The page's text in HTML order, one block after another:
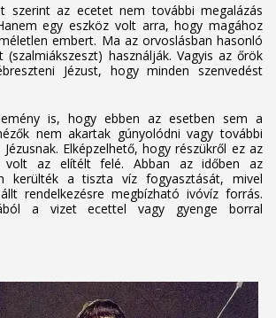
szerint az ecetet nem további megalázás
egy eszköz volt arra, hogy magához
embert. Ma az orvoslásban hasonló
használják. Vagyis az őrök
Jézust, hogy minden szenvedést
is, hogy ebben az esetben sem a
nem akartak gúnyolódni vagy további
Elképzelhető, hogy részükről ez az
volt az elítélt felé. Abban az időben az
kerülték a tiszta víz fogyasztását, mivel
rendelkezésre megbízható ivóvíz forrás.
a vizet ecettel vagy gyenge borral